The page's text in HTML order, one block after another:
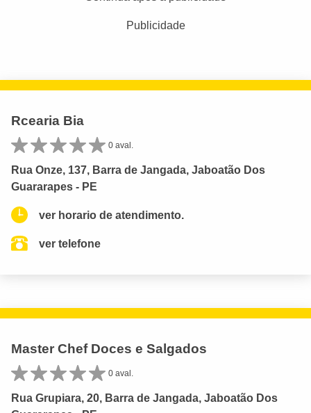
Publicidade
Rcearia Bia
0 aval.
Rua Onze, 137, Barra de Jangada, Jaboatão Dos
Guararapes - PE
ver horario de atendimento.
ver telefone
Master Chef Doces e Salgados
0 aval.
Rua Grupiara, 20, Barra de Jangada, Jaboatão Dos